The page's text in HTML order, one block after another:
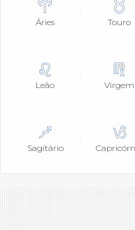
Áries Touro
Leão Virgem
Sagitário